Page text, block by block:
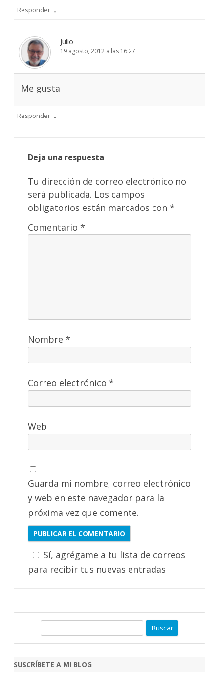
Responder ↓
Julio
19 agosto, 2012 a las 16:27
Me gusta
Responder ↓
Deja una respuesta
Tu dirección de correo electrónico no
será publicada. Los campos
obligatorios están marcados con *
Comentario *
Nombre *
Correo electrónico *
Web
Guarda mi nombre, correo electrónico
y web en este navegador para la
próxima vez que comente.
Sí, agrégame a tu lista de correos
para recibir tus nuevas entradas
c
SUSCRÍBETE A MI BLOG